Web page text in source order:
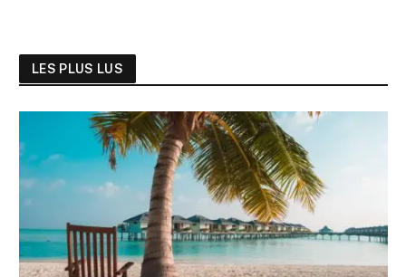
LES PLUS LUS